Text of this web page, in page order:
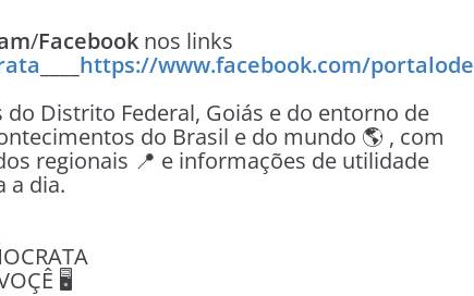
/Facebook nos links
https://www.facebook.com/portalode
Distrito Federal, Goiás e do entorno de
do Brasil e do mundo 🌎 , com
regionais 📍 e informações de utilidade
a dia.
🖥️